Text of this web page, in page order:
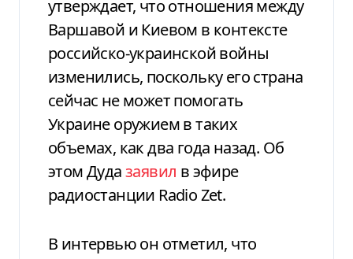
утверждает, что отношения между
Варшавой и Киевом в контексте
российско-украинской войны
изменились, поскольку его страна
сейчас не может помогать
Украине оружием в таких
объемах, как два года назад. Об
этом Дудазаявил в эфире
радиостанции Radio Zet.
В интервью он отметил, что